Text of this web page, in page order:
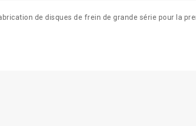
de disques de frein de grande série pour la